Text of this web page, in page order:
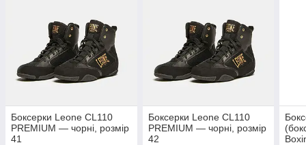
Боксерки Leone CL110
PREMIUM — чорні, розмір
41
Боксерки Leone CL110
PREMIUM — чорні, розмір
42